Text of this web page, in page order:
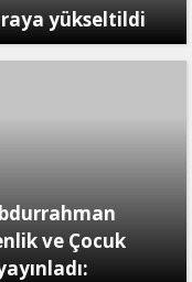
yükseltildi
ve Çocuk